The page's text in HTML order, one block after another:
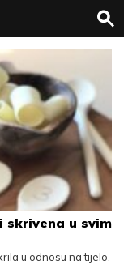
skrivena u svim
u odnosu na tijelo,